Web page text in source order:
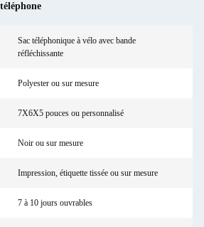
Sac téléphonique à vélo avec bande
réfléchissante
Polyester ou sur mesure
7X6X5 pouces ou personnalisé
Noir ou sur mesure
Impression, étiquette tissée ou sur mesure
7 à 10 jours ouvrables